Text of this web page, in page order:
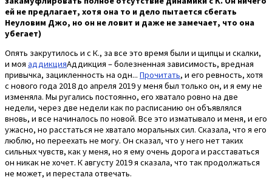
ей не предлагает, хотя она то и дело пытается сбегать
Неуловим Джо, но он не ловит и даже не замечает, что она
убегает)
Опять закрутилось и с К., за все это время были и щипцы и скалки,
и моя аддикцияАддикция – болезненная зависимость, вредная
привычка, зацикленность на одн... Прочитать, и его ревность, хотя
с нового года 2018 до апреля 2019 у меня был только он, и я ему не
изменяла. Мы ругались постоянно, его хватало ровно на две
недели, через две недели как по расписанию он объявлялся
вновь, и все начиналось по новой. Все это изматывало и меня, и его
ужасно, но расстаться не хватало моральных сил. Сказала, что я его
люблю, но переехать не могу. Он сказал, что у него нет таких
сильных чувств, как у меня, но я ему очень дорога и расставаться
он никак не хочет. К августу 2019 я сказала, что так продолжаться
не может, и перестала отвечать.